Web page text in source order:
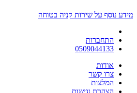
מידע נוסף על שירות קניה בטוחה
התחברות
0509044133
אודות
צרו קשר
המלצות
הצהרת נגישות